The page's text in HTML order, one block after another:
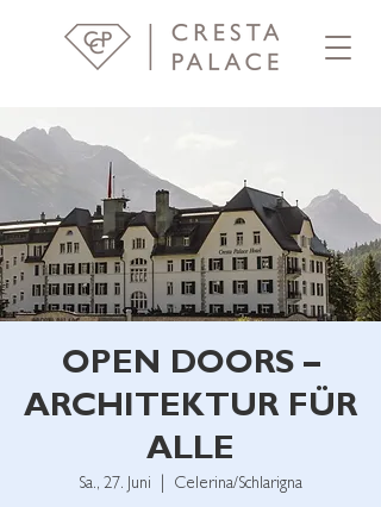
OPEN DOORS –
ARCHITEKTUR FÜR
ALLE
Sa., 27. Juni Celerina/Schlarigna